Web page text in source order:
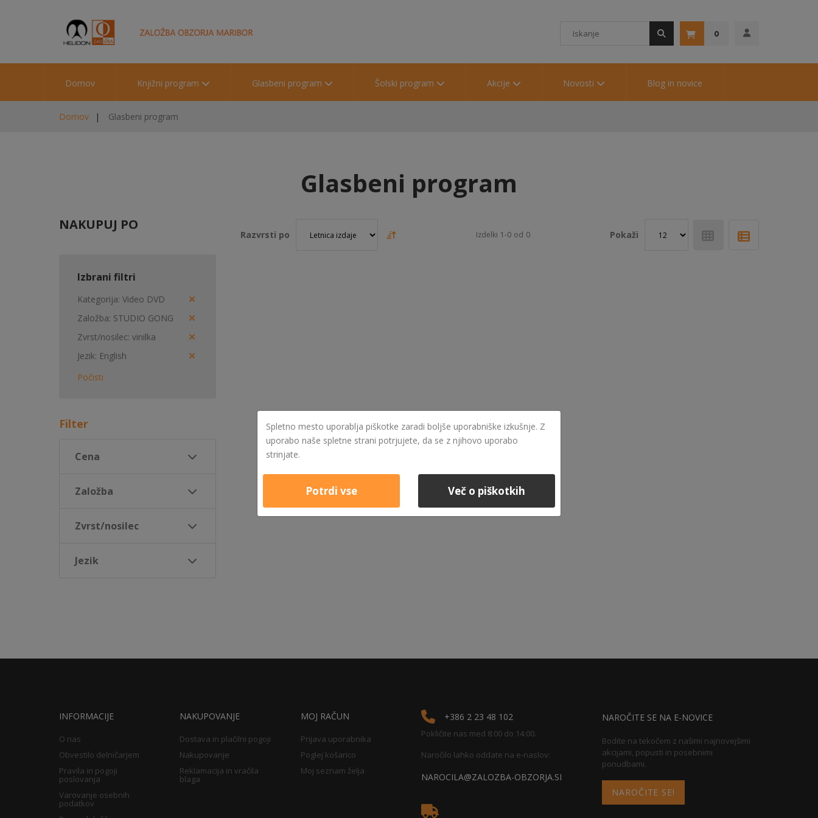
0
Domov Knjižni program Glasbeni program Šolski program Akcije Novosti Blog in novice
Domov Glasbeni program
Glasbeni program
Razvrsti po Izdelki 1-0 od 0 Pokaži
NAKUPUJ PO
Izbrani filtri
Kategorija Video DVD
Založba STUDIO GONG
Zvrst/nosilec vinilka
Jezik English
Počisti
Filter
Cena
Založba
Zvrst/nosilec
Jezik
INFORMACIJE
O nas
Obvestilo delničarjem
Pravila in pogoji
poslovanja
Varovanje osebnih
podatkov
NAKUPOVANJE
Dostava in plačilni pogoji
Nakupovanje
Reklamacija in vračila
blaga
MOJ RAČUN
Prijava uporabnika
Poglej košarico
Moj seznam želja
+386 2 23 48 102
Pokličite nas med 8:00 do 14:00.
Naročilo lahko oddate na e-naslov:
NAROCILA@ZALOZBA-OBZORJA.SI
NAROČITE SE NA E-NOVICE
Bodite na tekočem z našimi najnovejšimi
akcijami, popusti in posebnimi
ponudbami.
NAROČITE SE!
Spletno mesto uporablja piškotke zaradi boljše uporabniške izkušnje. Z
uporabo naše spletne strani potrjujete, da se z njihovo uporabo
strinjate.
Potrdi vse Več o piškotkih